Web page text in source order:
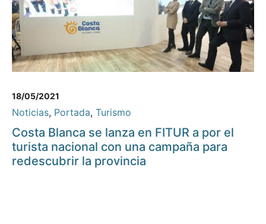
18/05/2021
Noticias, Portada, Turismo
Costa Blanca se lanza en FITUR a por el
turista nacional con una campaña para
redescubrir la provincia